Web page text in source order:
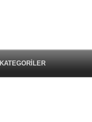
KATEGORİLER